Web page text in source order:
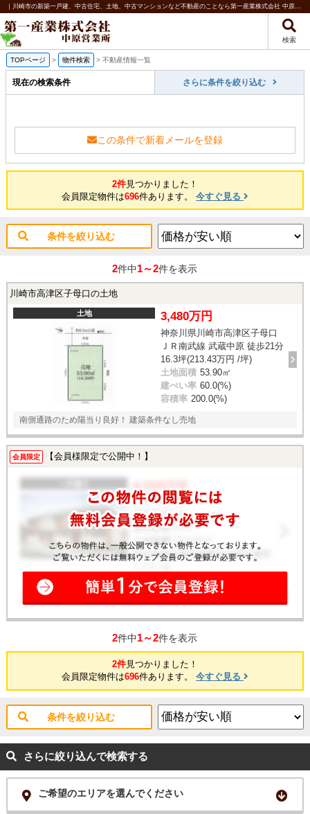
｜川崎市の新築一戸建、中古住宅、土地、中古マンションなど不動産のことなら第一産業株式会社 中原営業所
検索
TOPページ > 物件検索 > 不動産情報一覧
現在の検索条件 さらに条件を絞り込む
この条件で新着メールを登録
2件見つかりました！
会員限定物件は696件あります。 今すぐ見る
条件を絞り込む
2件中1～2件を表示
川崎市高津区子母口の土地
土地 3,480万円
神奈川県川崎市高津区子母口
ＪＲ南武線 武蔵中原 徒歩21分
16.3坪(213.43万円 /坪)
土地面積 53.90㎡
建ぺい率 60.0(%)
容積率 200.0(%)
南側通路のため陽当り良好！ 建築条件なし売地
会員限定 【会員様限定で公開中！】
2件中1～2件を表示
2件見つかりました！
会員限定物件は696件あります。 今すぐ見る
条件を絞り込む
さらに絞り込んで検索する
ご希望のエリアを選んでください